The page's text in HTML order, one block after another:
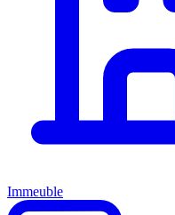
Immeuble